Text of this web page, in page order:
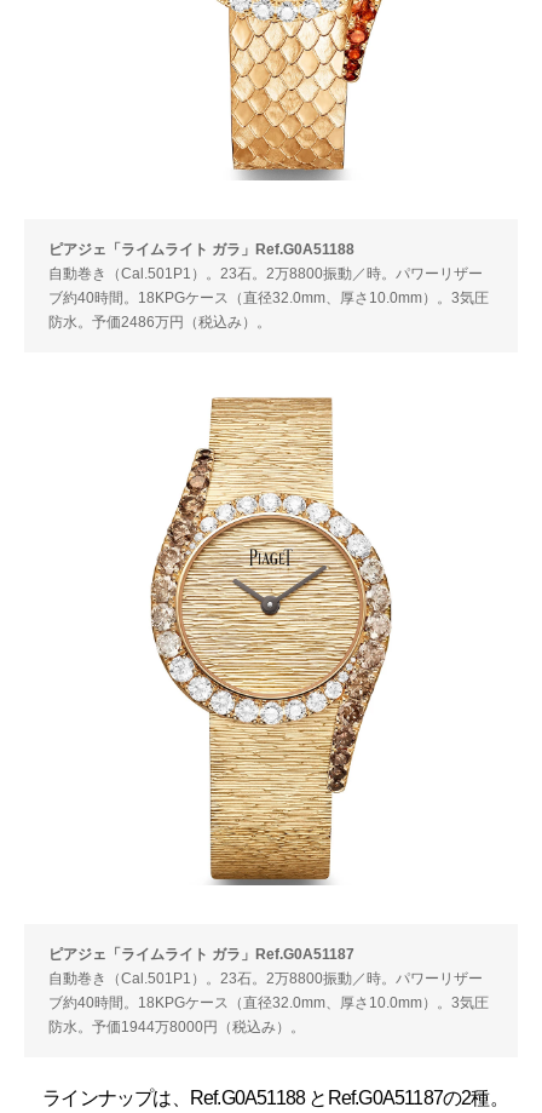
ピアジェ「ライムライト ガラ」Ref.G0A51188
自動巻き（Cal.501P1）。23石。2万8800振動／時。パワーリザー
ブ約40時間。18KPGケース（直径32.0mm、厚さ10.0mm）。3気圧
防水。予価2486万円（税込み）。
ピアジェ「ライムライト ガラ」Ref.G0A51187
自動巻き（Cal.501P1）。23石。2万8800振動／時。パワーリザー
ブ約40時間。18KPGケース（直径32.0mm、厚さ10.0mm）。3気圧
防水。予価1944万8000円（税込み）。
ラインナップは、Ref.G0A51188 とRef.G0A51187の2種。